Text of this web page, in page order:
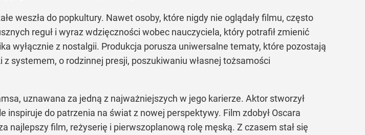
weszła do popkultury. Nawet osoby, które nigdy nie oglądały filmu, często
reguł i wyraz wdzięczności wobec nauczyciela, który potrafił zmienić
wyłącznie z nostalgii. Produkcja porusza uniwersalne tematy, które pozostają
systemem, o rodzinnej presji, poszukiwaniu własnej tożsamości
uznawana za jedną z najważniejszych w jego karierze. Aktor stworzył
inspiruje do patrzenia na świat z nowej perspektywy. Film zdobył Oscara
najlepszy film, reżyserię i pierwszoplanową rolę męską. Z czasem stał się